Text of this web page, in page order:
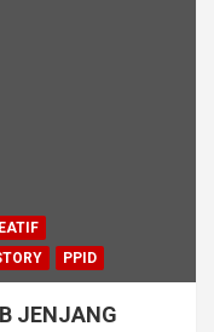
PPID
JENJANG